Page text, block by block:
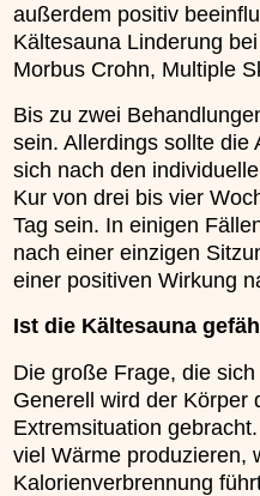
außerdem positiv
Kältesauna Linderung
Morbus Crohn, Multiple
Bis zu zwei
sein. Allerdings sollte die
sich nach den
Kur von drei bis vier
Tag sein. In einigen
nach einer einzigen
einer positiven Wirkung
Ist die Kältesauna
Die große Frage, die
Generell wird der Körper
Extremsituation
viel Wärme produzieren,
Kalorienverbrennung